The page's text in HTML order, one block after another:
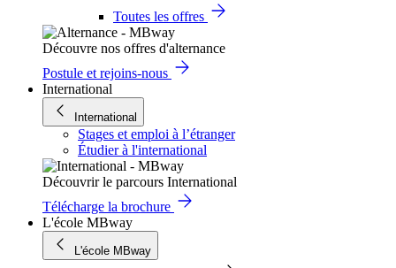
Toutes les offres
Découvre nos offres d'alternance
Postule et rejoins-nous
International
International
Stages et emploi à l’étranger
Étudier à l'international
Découvrir le parcours International
Télécharge la brochure
L'école MBway
L'école MBway